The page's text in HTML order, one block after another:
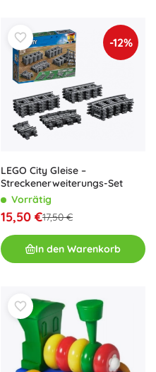
-12%
LEGO City Gleise –
Streckenerweiterungs-Set
Vorrätig
15,50 €17,50 €
In den Warenkorb